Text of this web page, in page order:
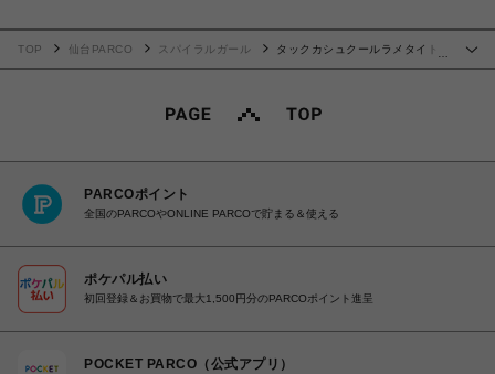
TOP 仙台PARCO スパイラルガール
タックカシュクールラメタイトワ
PARCOポイント
全国のPARCOやONLINE PARCOで貯まる＆使える
ポケパル払い
初回登録＆お買物で最大1,500円分のPARCOポイント進呈
POCKET PARCO（公式アプリ）